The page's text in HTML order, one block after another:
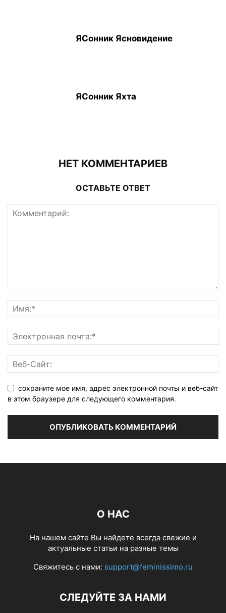
ЯСонник Ясновидение
ЯСонник Яхта
НЕТ КОММЕНТАРИЕВ
ОСТАВЬТЕ ОТВЕТ
сохраните мое имя, адрес электронной почты и веб-сайт
в этом браузере для следующего комментария.
О НАС
На нашем сайте Вы найдете всегда свежие и
актуальные статьи на разные темы
Свяжитесь с нами: support@feminissimo.ru
СЛЕДУЙТЕ ЗА НАМИ